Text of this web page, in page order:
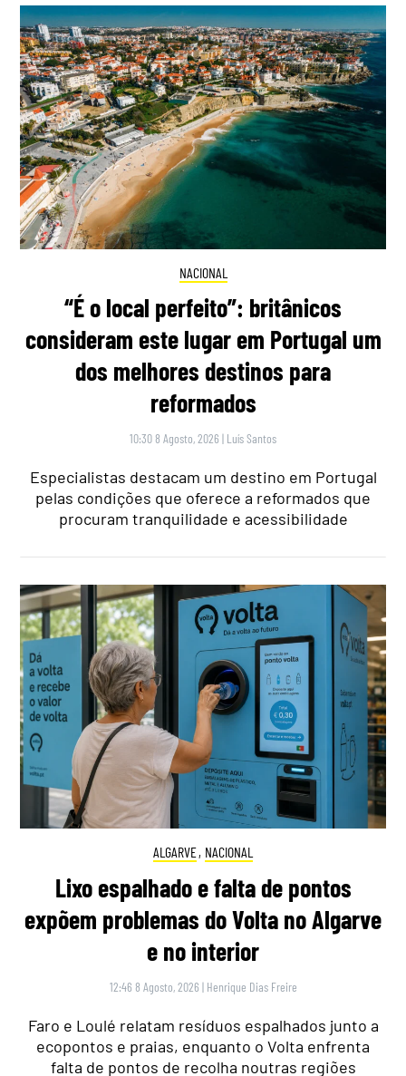
NACIONAL
“É o local perfeito”: britânicos
consideram este lugar em Portugal um
dos melhores destinos para
reformados
10:30 8 Agosto, 2026 | Luís Santos
Especialistas destacam um destino em Portugal
pelas condições que oferece a reformados que
procuram tranquilidade e acessibilidade
ALGARVE, NACIONAL
Lixo espalhado e falta de pontos
expõem problemas do Volta no Algarve
e no interior
12:46 8 Agosto, 2026 | Henrique Dias Freire
Faro e Loulé relatam resíduos espalhados junto a
ecopontos e praias, enquanto o Volta enfrenta
falta de pontos de recolha noutras regiões